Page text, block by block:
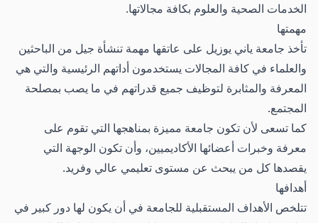
الخدمات الصحية والعلوم بكافة مجالاتها.
مهمتها
تأخذ جامعة ياني يوزيل على عاتقها مهمة تنشأة جيل من الباحثين
والعلماء في كافة المجالات يستخدمون أداتهم الرئيسية والتي هي
المعرفة والمثابرة لتوظيف جميع قدراتهم في ما يصب بمصلحة
المجتمع.
كما تسعى لأن تكون جامعة مميزة بمناهجها التي تقوم على
معرفة وخبرات أعضائها الأكاديميين، وأن تكون الوجهة التي
يقصدها كل من يبحث عن مستوى تعليمي عالي وفريد.
أهدافها
تتلخص الأهداف المستقبلية للجامعة في أن يكون لها دور كبير في